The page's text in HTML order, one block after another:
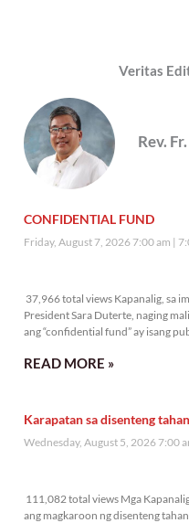
Veritas
Rev.
CONFIDENTIAL FUND
Friday, August 7, 2026 7:00 am
37,966 total views Kapanalig, sa
President Sara Duterte, naging
ang “confidential fund” ay isang
READ MORE »
Karapatan sa disenteng
Wednesday, August 5, 2026 7:00
111,082 total views Mga
ang magkaroon ng disenteng